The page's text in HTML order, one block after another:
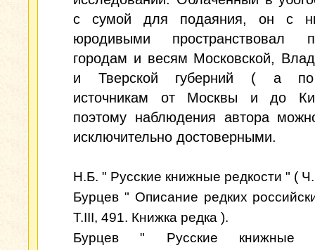
с сумой для подаяния, он с
юродивыми пространствовал
городам и весям Московской,
и Тверской губерний ( а по
источникам от Москвы и до
поэтому наблюдения автора
исключительно достоверными.
Н.Б. " Русские книжные редкости " (
Бурцев " Описание редких
Т.III, 491. Книжка редка ).
Бурцев " Русские книжные